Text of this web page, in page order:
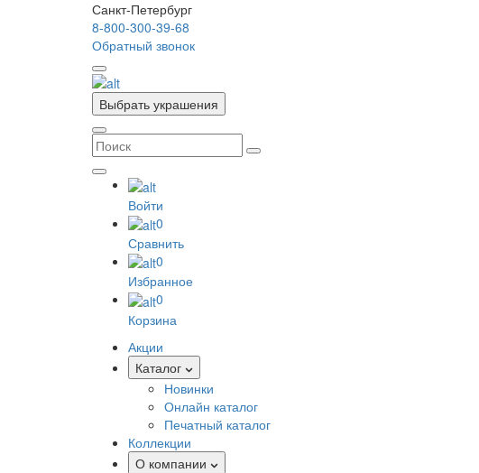
Санкт-Петербург
8-800-300-39-68
Обратный звонок
Выбрать украшения
Войти
0
Сравнить
0
Избранное
0
Корзина
Акции
Каталог
Новинки
Онлайн каталог
Печатный каталог
Коллекции
О компании